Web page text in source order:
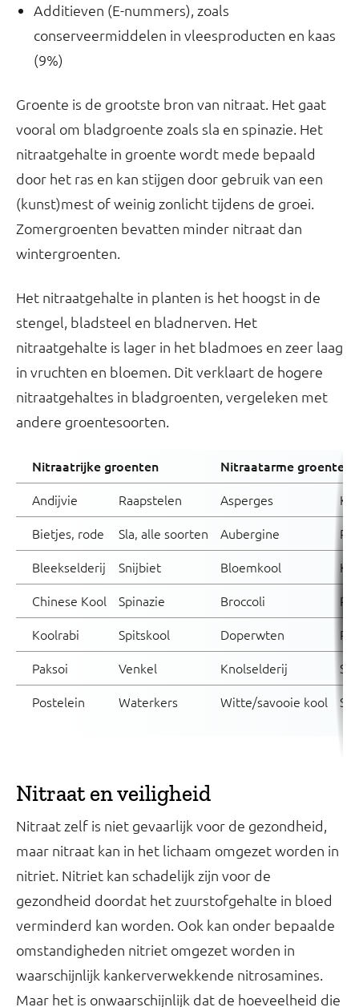
Additieven (E-nummers), zoals
conserveermiddelen in vleesproducten en kaas
(9%)
Groente is de grootste bron van nitraat. Het gaat
vooral om bladgroente zoals sla en spinazie. Het
nitraatgehalte in groente wordt mede bepaald
door het ras en kan stijgen door gebruik van een
(kunst)mest of weinig zonlicht tijdens de groei.
Zomergroenten bevatten minder nitraat dan
wintergroenten.
Het nitraatgehalte in planten is het hoogst in de
stengel, bladsteel en bladnerven. Het
nitraatgehalte is lager in het bladmoes en zeer laag
in vruchten en bloemen. Dit verklaart de hogere
nitraatgehaltes in bladgroenten, vergeleken met
andere groentesoorten.
Nitraatrijke groenten
Nitraatarme groenten
Andijvie
Raapstelen Asperges
Bietjes, rode
Sla, alle soorten Aubergine
Bleekselderij
Snijbiet Bloemkool
Chinese Kool
Spinazie Broccoli
Koolrabi
Spitskool Doperwten
Paksoi
Venkel Knolselderij
Postelein
Waterkers Witte/savooie kool
Nitraat en veiligheid
Nitraat zelf is niet gevaarlijk voor de gezondheid,
maar nitraat kan in het lichaam omgezet worden in
nitriet. Nitriet kan schadelijk zijn voor de
gezondheid doordat het zuurstofgehalte in bloed
verminderd kan worden. Ook kan onder bepaalde
omstandigheden nitriet omgezet worden in
waarschijnlijk kankerverwekkende nitrosamines.
Maar het is onwaarschijnlijk dat de hoeveelheid die